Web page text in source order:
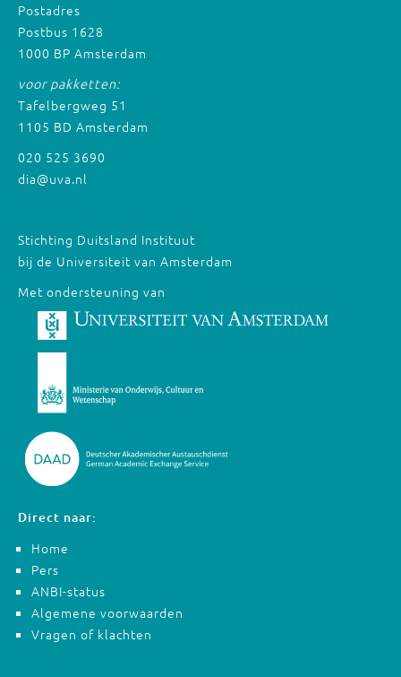
Postadres
Postbus 1628
1000 BP Amsterdam
voor pakketten:
Tafelbergweg 51
1105 BD Amsterdam
020 525 3690
dia@uva.nl
Stichting Duitsland Instituut
bij de Universiteit van Amsterdam
Met ondersteuning van
Direct naar:
Home
Pers
ANBI-status
Algemene voorwaarden
Vragen of klachten